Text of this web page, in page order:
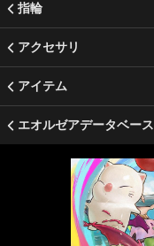
指輪
アクセサリ
アイテム
エオルゼアデータベース